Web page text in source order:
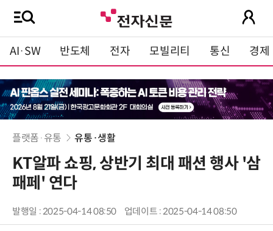
AI·SW 반도체 전자 모빌리티 통신 경제
플랫폼·유통 유통·생활
KT알파 쇼핑, 상반기 최대 패션 행사 '삼
패페' 연다
발행일 : 2025-04-14 08:50 업데이트 : 2025-04-14 08:50